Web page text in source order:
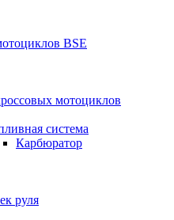
BSE
мотоциклов
система
Карбюратор
руля